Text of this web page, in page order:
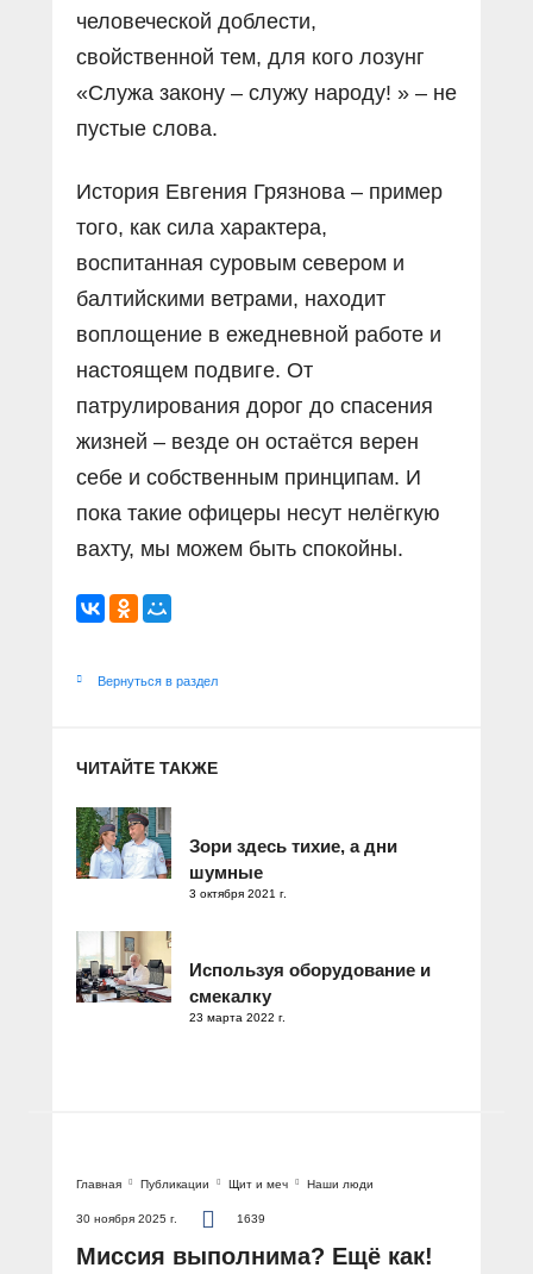
человеческой доблести,
свойственной тем, для кого лозунг
«Служа закону – служу народу! » – не
пустые слова.
История Евгения Грязнова – пример
того, как сила характера,
воспитанная суровым севером и
балтийскими ветрами, находит
воплощение в ежедневной работе и
настоящем подвиге. От
патрулирования дорог до спасения
жизней – везде он остаётся верен
себе и собственным принципам. И
пока такие офицеры несут нелёгкую
вахту, мы можем быть спокойны.
Вернуться в раздел
ЧИТАЙТЕ ТАКЖЕ
Зори здесь тихие, а дни
шумные
3 октября 2021 г.
Используя оборудование и
смекалку
23 марта 2022 г.
Главная Публикации Щит и меч Наши люди
30 ноября 2025 г. 1639
Миссия выполнима? Ещё как!